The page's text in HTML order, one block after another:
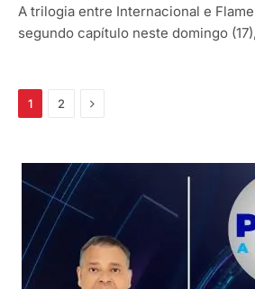
A trilogia entre Internacional e
segundo capítulo neste domingo
1 2 Próximo